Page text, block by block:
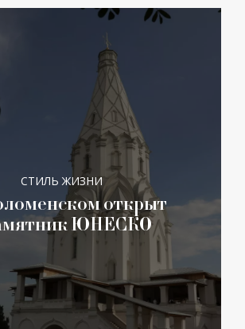
СТИЛЬ ЖИЗНИ
открыт
ЮНЕСКО